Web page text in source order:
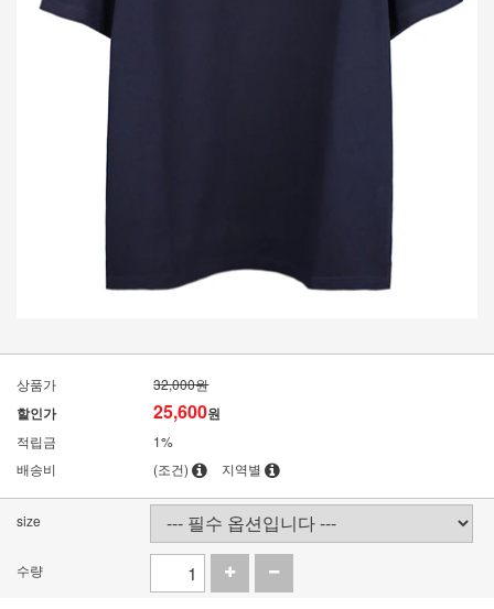
상품가 32,000원
할인가 25,600원
적립금
1%
배송비
(조건) 지역별
size
수량